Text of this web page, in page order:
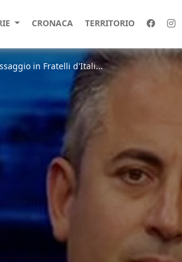
CRONACA TERRITORIO
in Fratelli d'Itali...